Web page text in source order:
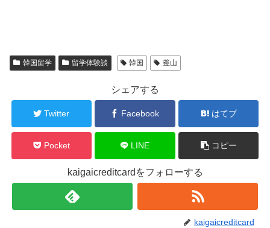
韓国留学 留学体験談 韓国 釜山
シェアする
Twitter Facebook はてブ
Pocket LINE コピー
kaigaicreditcardをフォローする
kaigaicreditcard